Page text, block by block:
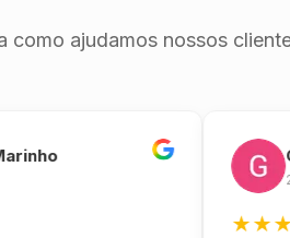
como ajudamos nossos
25/
★★★